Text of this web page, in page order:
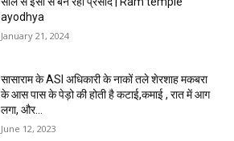
ayodhya
January 21, 2024
सासाराम के ASI अधिकारी के नाकों तले शेरशाह मकबरा
के आस पास के पेड़ो की होती है कटाई,कमाई , रात में आग
लगा, और...
June 12, 2023